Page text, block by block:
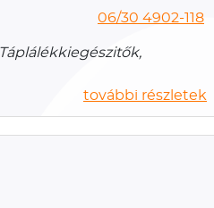
06/30 4902-118
további részletek